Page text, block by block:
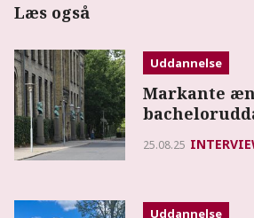
Læs også
Uddannelse
Markante
25.08.25
Uddannelse